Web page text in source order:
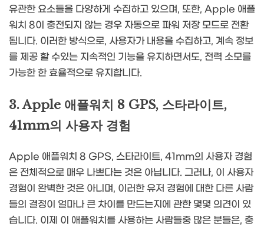
유관한 요소들을 다양하게 수집하고 있으며, 또한, Apple 애플
워치 8이 충전되지 않는 경우 자동으로 파워 저장 모드로 전환
됩니다. 이러한 방식으로, 사용자가 내용을 수집하고, 계속 정보
를 제공 할 수있는 지속적인 기능을 유지하면서도, 전력 소모를
가능한 한 효율적으로 유지합니다.
3. Apple 애플워치 8 GPS, 스타라이트,
41mm의 사용자 경험
Apple 애플워치 8 GPS, 스타라이트, 41mm의 사용자 경험
은 전체적으로 매우 나쁘다는 것은 아닙니다. 그러나, 이 사용자
경험이 완벽한 것은 아니며, 이러한 유저 경험에 대한 다른 사람
들의 결정이 얼마나 큰 차이를 만드는지에 관한 몇몇 의견이 있
습니다. 이제 이 애플워치를 사용하는 사람들중 많은 분들은, 충